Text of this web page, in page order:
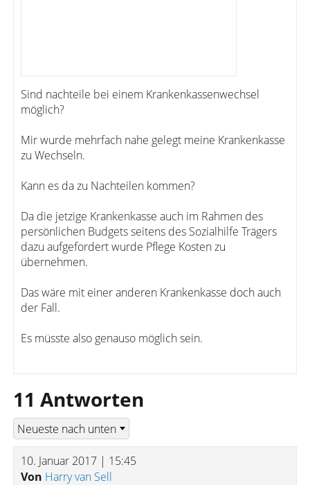
Sind nachteile bei einem Krankenkassenwechsel
möglich?
Mir wurde mehrfach nahe gelegt meine Krankenkasse
zu Wechseln.
Kann es da zu Nachteilen kommen?
Da die jetzige Krankenkasse auch im Rahmen des
persönlichen Budgets seitens des Sozialhilfe Trägers
dazu aufgefordert wurde Pflege Kosten zu
übernehmen.
Das wäre mit einer anderen Krankenkasse doch auch
der Fall.
Es müsste also genauso möglich sein.
11 Antworten
10. Januar 2017 | 15:45
Von Harry van Sell